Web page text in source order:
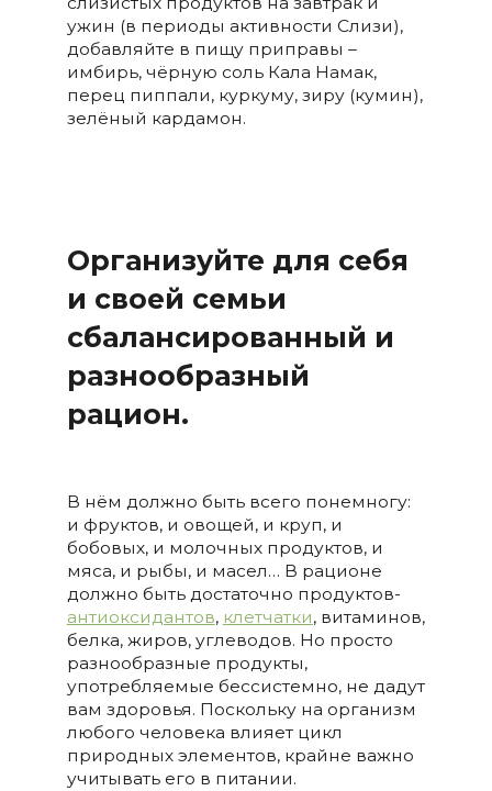
ужин (в периоды активности Слизи),
добавляйте в пищу приправы –
имбирь, чёрную соль Кала Намак,
перец пиппали, куркуму, зиру (кумин),
зелёный кардамон.
Организуйте для себя
и своей семьи
сбалансированный и
разнообразный
рацион.
В нём должно быть всего понемногу:
и фруктов, и овощей, и круп, и
бобовых, и молочных продуктов, и
мяса, и рыбы, и масел… В рационе
должно быть достаточно продуктов-
антиоксидантов, клетчатки, витаминов,
белка, жиров, углеводов. Но просто
разнообразные продукты,
употребляемые бессистемно, не дадут
вам здоровья. Поскольку на организм
любого человека влияет цикл
природных элементов, крайне важно
учитывать его в питании.